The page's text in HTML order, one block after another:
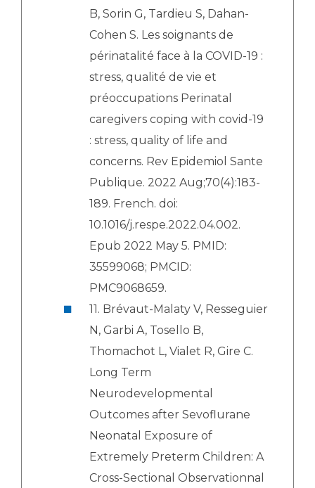
B, Sorin G, Tardieu S, Dahan-
Cohen S. Les soignants de
périnatalité face à la COVID-19 :
stress, qualité de vie et
préoccupations Perinatal
caregivers coping with covid-19
: stress, quality of life and
concerns. Rev Epidemiol Sante
Publique. 2022 Aug;70(4):183-
189. French. doi:
10.1016/j.respe.2022.04.002.
Epub 2022 May 5. PMID:
35599068; PMCID:
PMC9068659.
11. Brévaut-Malaty V, Resseguier
N, Garbi A, Tosello B,
Thomachot L, Vialet R, Gire C.
Long Term
Neurodevelopmental
Outcomes after Sevoflurane
Neonatal Exposure of
Extremely Preterm Children: A
Cross-Sectional Observationnal